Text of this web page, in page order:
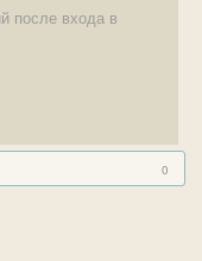
после входа в
0